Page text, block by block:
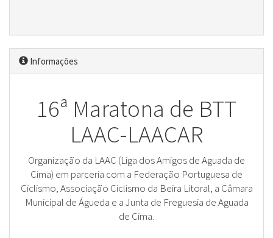
Informações
16ª Maratona de BTT
LAAC-LAACAR
Organização da LAAC (Liga dos Amigos de Aguada de
Cima) em parceria com a Federação Portuguesa de
Ciclismo, Associação Ciclismo da Beira Litoral, a Câmara
Municipal de Águeda e a Junta de Freguesia de Aguada
de Cima.